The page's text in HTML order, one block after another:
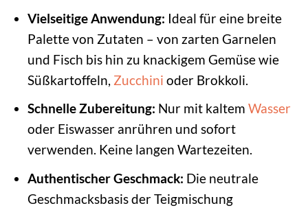
Vielseitige Anwendung: Ideal für eine breite
Palette von Zutaten – von zarten Garnelen
und Fisch bis hin zu knackigem Gemüse wie
Süßkartoffeln, Zucchini oder Brokkoli.
Schnelle Zubereitung: Nur mit kaltem Wasser
oder Eiswasser anrühren und sofort
verwenden. Keine langen Wartezeiten.
Authentischer Geschmack: Die neutrale
Geschmacksbasis der Teigmischung